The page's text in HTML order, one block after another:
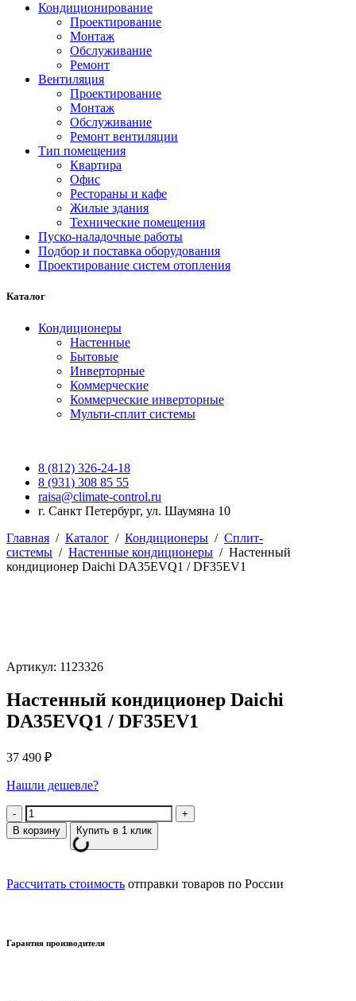
Кондиционирование
Проектирование
Монтаж
Обслуживание
Ремонт
Вентиляция
Проектирование
Монтаж
Обслуживание
Ремонт вентиляции
Тип помещения
Квартира
Офис
Рестораны и кафе
Жилые здания
Технические помещения
Пуско-наладочные работы
Подбор и поставка оборудования
Проектирование систем отопления
Каталог
Кондиционеры
Настенные
Бытовые
Инверторные
Коммерческие
Коммерческие инверторные
Мульти-сплит системы
8 (812) 326-24-18
8 (931) 308 85 55
raisa@climate-control.ru
г. Санкт Петербург, ул. Шаумяна 10
Главная / Каталог / Кондиционеры / Сплит-
системы / Настенные кондиционеры / Настенный
кондиционер Daichi DA35EVQ1 / DF35EV1
Артикул: 1123326
Настенный кондиционер Daichi
DA35EVQ1 / DF35EV1
37 490 ₽
Нашли дешевле?
Количество
В корзину Купить в 1 клик
Рассчитать стоимость отправки товаров по России
Гарантия производителя